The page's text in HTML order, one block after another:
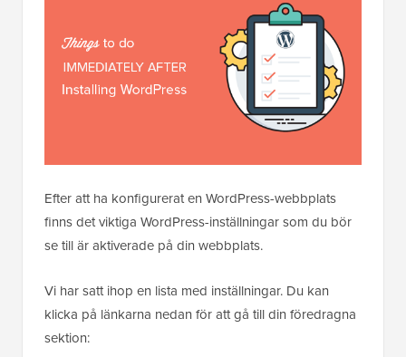
Efter att ha konfigurerat en WordPress-webbplats
finns det viktiga WordPress-inställningar som du bör
se till är aktiverade på din webbplats.
Vi har satt ihop en lista med inställningar. Du kan
klicka på länkarna nedan för att gå till din föredragna
sektion: